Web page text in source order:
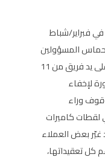
فبراير/شباط
حماس المسؤولين
عن شراء الأسلحة، في غرفته بالفندق على يد فريق من 11
لإخفاء
وراء
لقطات كاميرات
غيّر بعض العملاء
كل تعقيداتها،